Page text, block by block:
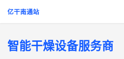
亿干南通站
智能干燥设备服务商